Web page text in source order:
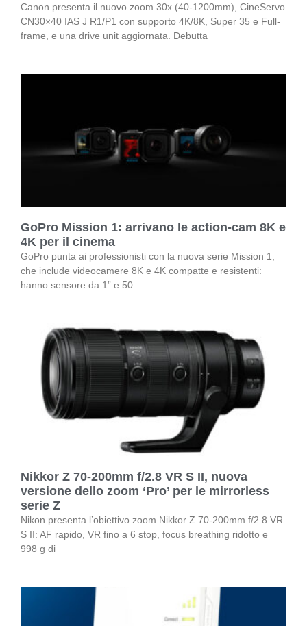
Canon presenta il nuovo zoom 30x (40-1200mm), CineServo
CN30×40 IAS J R1/P1 con supporto 4K/8K, Super 35 e Full-
frame, e una drive unit aggiornata. Debutta
GoPro Mission 1: arrivano le action-cam 8K e
4K per il cinema
GoPro punta ai professionisti con la nuova serie Mission 1,
che include videocamere 8K e 4K compatte e resistenti:
hanno sensore da 1” e 50
Nikkor Z 70-200mm f/2.8 VR S II, nuova
versione dello zoom ‘Pro’ per le mirrorless
serie Z
Nikon presenta l’obiettivo zoom Nikkor Z 70-200mm f/2.8 VR
S II: AF rapido, VR fino a 6 stop, focus breathing ridotto e
998 g di